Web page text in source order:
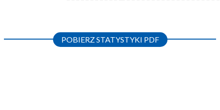
POBIERZ STATYSTYKI PDF